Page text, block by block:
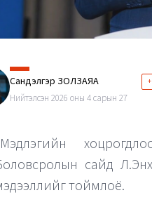
Сандэлгэр ЗОЛЗАЯА
Нийтэлсэн 2026 оны 4 сарын 27
сайд
тоймлоё.